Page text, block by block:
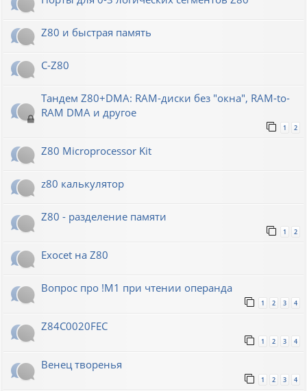
Z80 и быстрая память
C-Z80
Тандем Z80+DMA: RAM-диски без "окна", RAM-to-
RAM DMA и другое
1 2
Z80 Microprocessor Kit
z80 калькулятор
Z80 - разделение памяти
1 2
Exocet на Z80
Вопрос про !M1 при чтении операнда
1 2 3 4
Z84C0020FEC
1 2 3 4
Венец творенья
1 2 3 4